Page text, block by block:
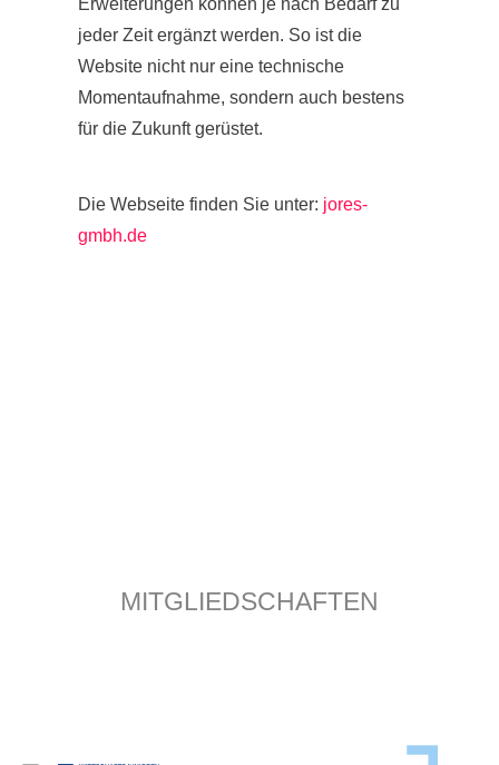
Erweiterungen können je nach Bedarf zu
jeder Zeit ergänzt werden. So ist die
Website nicht nur eine technische
Momentaufnahme, sondern auch bestens
für die Zukunft gerüstet.
Die Webseite finden Sie unter: jores-
gmbh.de
MITGLIEDSCHAFTEN